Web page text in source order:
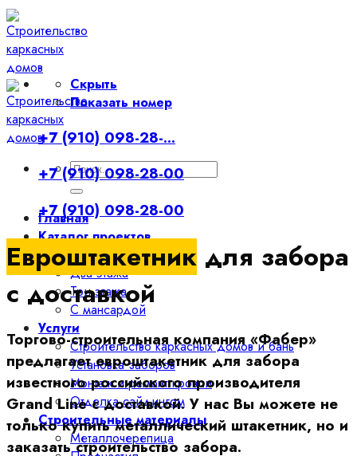
Skip
to
content
Искать:
Главная
Каталог проектов
Один этаж
Два этажа
Три этажа
С мансардой
Услуги
Строительство каркасных домов и бань
Установка заборов
Монтаж и ремонт кровли
Отделка сайдингом
Строительные материалы
Металлочерепица
Скрыть
Показать номер
+7 (910) 098-28-...
+7 (910) 098-28-00
+7 (910) 098-28-00
Евроштакетник для забора
с доставкой
Торгово-строительная компания «Фабер»
предлагает евроштакетник для забора
известного российского производителя
Grand Line с доставкой. У нас Вы можете не
только купить металлический штакетник, но и
заказать строительство забора.